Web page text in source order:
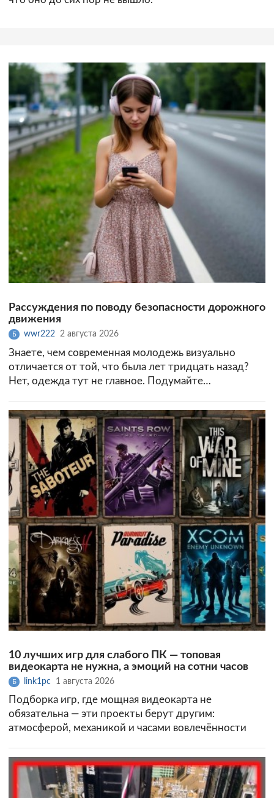
Рассуждения по поводу безопасности дорожного
движения
Б wwr222 2 августа 2026
Знаете, чем современная молодежь визуально
отличается от той, что была лет тридцать назад?
Нет, одежда тут не главное. Подумайте…
10 лучших игр для слабого ПК — топовая
видеокарта не нужна, а эмоций на сотни часов
Б link1pc 1 августа 2026
Подборка игр, где мощная видеокарта не
обязательна — эти проекты берут другим:
атмосферой, механикой и часами вовлечённости